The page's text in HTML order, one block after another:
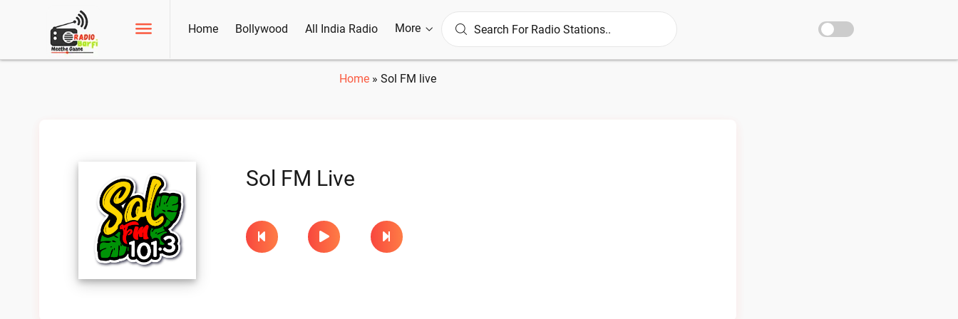
Home Bollywood All India Radio More
Home » Sol FM live
Sol FM Live